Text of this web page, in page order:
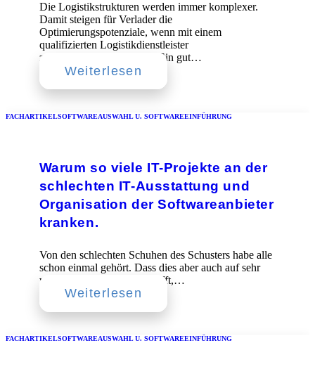
Die Logistikstrukturen werden immer komplexer.
Damit steigen für Verlader die
Optimierungspotenziale, wenn mit einem
qualifizierten Logistikdienstleister
zusammengearbeitet wird. Ein gut…
Weiterlesen
FACHARTIKELSOFTWAREAUSWAHL U. SOFTWAREEINFÜHRUNG
Warum so viele IT-Projekte an der
schlechten IT-Ausstattung und
Organisation der Softwareanbieter
kranken.
Von den schlechten Schuhen des Schusters habe alle
schon einmal gehört. Dass dies aber auch auf sehr
viele Softwareanbieter zutrifft,…
Weiterlesen
FACHARTIKELSOFTWAREAUSWAHL U. SOFTWAREEINFÜHRUNG